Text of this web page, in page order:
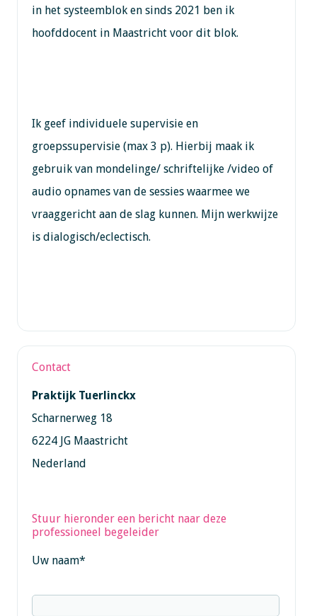
in het systeemblok en sinds 2021 ben ik
hoofddocent in Maastricht voor dit blok.
Ik geef individuele supervisie en
groepssupervisie (max 3 p). Hierbij maak ik
gebruik van mondelinge/ schriftelijke /video of
audio opnames van de sessies waarmee we
vraaggericht aan de slag kunnen. Mijn werkwijze
is dialogisch/eclectisch.
Contact
Praktijk Tuerlinckx
Scharnerweg 18
6224 JG Maastricht
Nederland
Stuur hieronder een bericht naar deze
professioneel begeleider
Uw naam*